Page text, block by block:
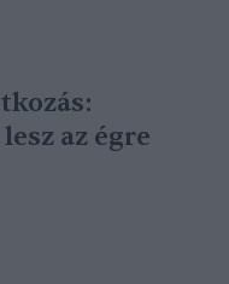
az égre